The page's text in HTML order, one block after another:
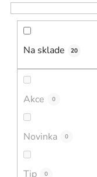
Na sklade 20
Akce 0
Novinka 0
Tip 0